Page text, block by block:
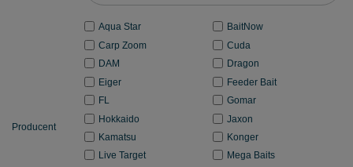
Producent
Aqua Star
BaitNow
Carp Zoom
Cuda
DAM
Dragon
Eiger
Feeder Bait
FL
Gomar
Hokkaido
Jaxon
Kamatsu
Konger
Live Target
Mega Baits